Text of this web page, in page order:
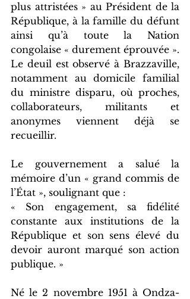
plus attristées » au Président de la
République, à la famille du défunt
ainsi qu’à toute la Nation
congolaise « durement éprouvée ».
Le deuil est observé à Brazzaville,
notamment au domicile familial
du ministre disparu, où proches,
collaborateurs, militants et
anonymes viennent déjà se
recueillir.
Le gouvernement a salué la
mémoire d’un « grand commis de
l’État », soulignant que :
« Son engagement, sa fidélité
constante aux institutions de la
République et son sens élevé du
devoir auront marqué son action
publique. »
Né le 2 novembre 1951 à Ondza-